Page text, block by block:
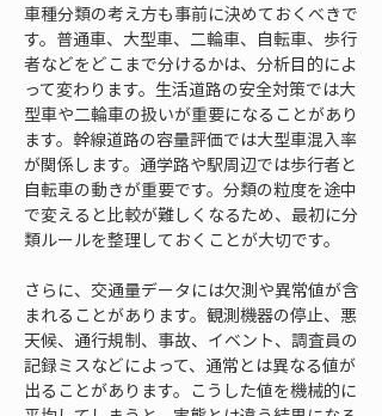
車種分類の考え方も事前に決めておくべきで
す。普通車、大型車、二輪車、自転車、歩行
者などをどこまで分けるかは、分析目的によ
って変わります。生活道路の安全対策では大
型車や二輪車の扱いが重要になることがあり
ます。幹線道路の容量評価では大型車混入率
が関係します。通学路や駅周辺では歩行者と
自転車の動きが重要です。分類の粒度を途中
で変えると比較が難しくなるため、最初に分
類ルールを整理しておくことが大切です。
さらに、交通量データには欠測や異常値が含
まれることがあります。観測機器の停止、悪
天候、通行規制、事故、イベント、調査員の
記録ミスなどによって、通常とは異なる値が
出ることがあります。こうした値を機械的に